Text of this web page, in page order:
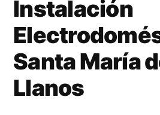
Instalación
Santa María
Llanos